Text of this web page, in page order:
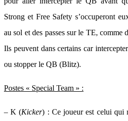
Strong et Free Safety s’occuperont
au sol et des passes sur le TE, comme
Ils peuvent dans certains car
ou stopper le QB (Blitz).
Postes « Special Team » :
– K (Kicker) : Ce joueur est celui qui